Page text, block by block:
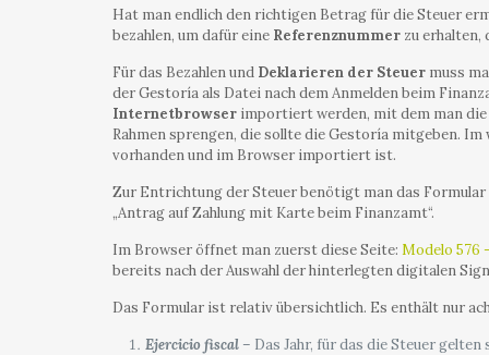
Hat man endlich den richtigen Betrag für die Steuer
bezahlen, um dafür eine Referenznummerzu erhalten,
Für das Bezahlen und Deklarieren der Steuermuss
der Gestoría als Datei nach dem Anmelden beim
Internetbrowserimportiert werden, mit dem man die
Rahmen sprengen, die sollte die Gestoría mitgeben.
vorhanden und im Browser importiert ist.
Zur Entrichtung der Steuer benötigt man das Formular
„Antrag auf Zahlung mit Karte beim Finanzamt“.
Im Browser öffnet man zuerst diese Seite: Modelo 576
bereits nach der Auswahl der hinterlegten digitalen
Das Formular ist relativ übersichtlich. Es enthält nur
Ejercicio fiscal– Das Jahr, für das die Steuer gelten